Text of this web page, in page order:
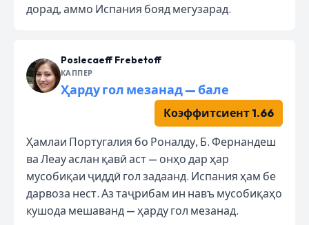
дорад, аммо Испания бояд мегузарад.
Poslecaeff Frebetoff
КАППЕР
Ҳарду гол мезанад — бале
Коэффитсиент 1.66
Ҳамлаи Португалия бо Роналду, Б. Фернандеш
ва Леау аслан қавӣ аст — онҳо дар ҳар
мусобиқаи ҷиддӣ гол задаанд. Испания ҳам бе
дарвоза нест. Аз таҷрибам ин навъ мусобиқаҳо
кушода мешаванд — ҳарду гол мезанад.